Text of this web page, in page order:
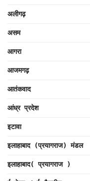
अलीगढ़
असम
आगरा
आजमगढ़
आतंकवाद
आंध्र प्रदेश
इटावा
इलाहाबाद (प्रयागराज) मंडल
इलाहाबाद( प्रयागराज )